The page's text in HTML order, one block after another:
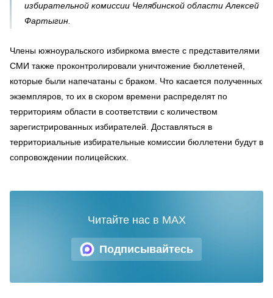
избирательной комиссии Челябинской области Алексей
Фартыгин.
Члены южноуральского избиркома вместе с представителями
СМИ также проконтролировали уничтожение бюллетеней,
которые были напечатаны с браком. Что касается полученных
экземпляров, то их в скором времени распределят по
территориям области в соответствии с количеством
зарегистрированных избирателей. Доставляться в
территориальные избирательные комиссии бюллетени будут в
сопровождении полицейских.
Подписывайтесь
Читайте нас в MAX